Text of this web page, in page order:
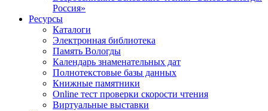
Россия»
Ресурсы
Каталоги
Электронная библиотека
Память Вологды
Календарь знаменательных дат
Полнотекстовые базы данных
Книжные памятники
Online тест проверки скорости чтения
Виртуальные выставки